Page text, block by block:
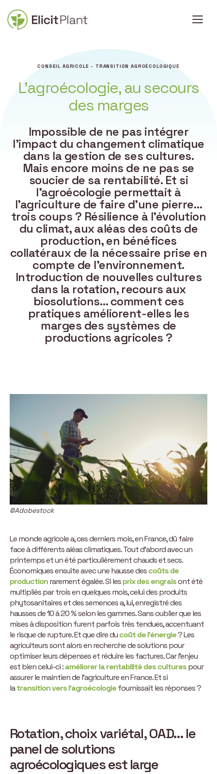
CONSEIL AGRICOLE - TRANSITION AGROÉCOLOGIQUE
L’agroécologie, au secours
des marges
Impossible de ne pas intégrer
l’impact du changement climatique
dans la gestion de ses cultures.
Mais encore moins de ne pas se
soucier de sa rentabilité. Et si
l’agroécologie permettait à
l’agriculture de faire d’une pierre…
trois coups ? Résilience à l’évolution
du climat, aux aléas des coûts de
production, en bénéfices
collatéraux de la nécessaire prise en
compte de l’environnement.
Introduction de nouvelles cultures
dans la rotation, recours aux
biosolutions… comment ces
pratiques améliorent-elles les
marges des systèmes de
productions agricoles ?
©Adobestock
Le monde agricole a, ces derniers mois, en France, dû faire
face à différents aléas climatiques. Tout d’abord avec un
printemps et un été particulièrement chauds et secs.
Économiques ensuite avec une hausse descoûts de
productionrarement égalée. Si lesprix des engraisont été
multipliés par trois en quelques mois, celui des produits
phytosanitaires et des semences a, lui, enregistré des
hausses de 10 à 20 % selon les gammes. Sans oublier que les
mises à disposition furent parfois très tendues, accentuant
le risque de rupture. Et que dire ducoût de l’énergie? Les
agriculteurs sont alors en recherche de solutions pour
optimiser leurs dépenses et réduire les factures. Car l’enjeu
est bien celui-ci :améliorer la rentabilité des culturespour
assurer le maintien de l’agriculture en France. Et si
latransition vers l’agroécologiefournissait les réponses ?
Rotation, choix variétal, OAD… le
panel de solutions
agroécologiques est large